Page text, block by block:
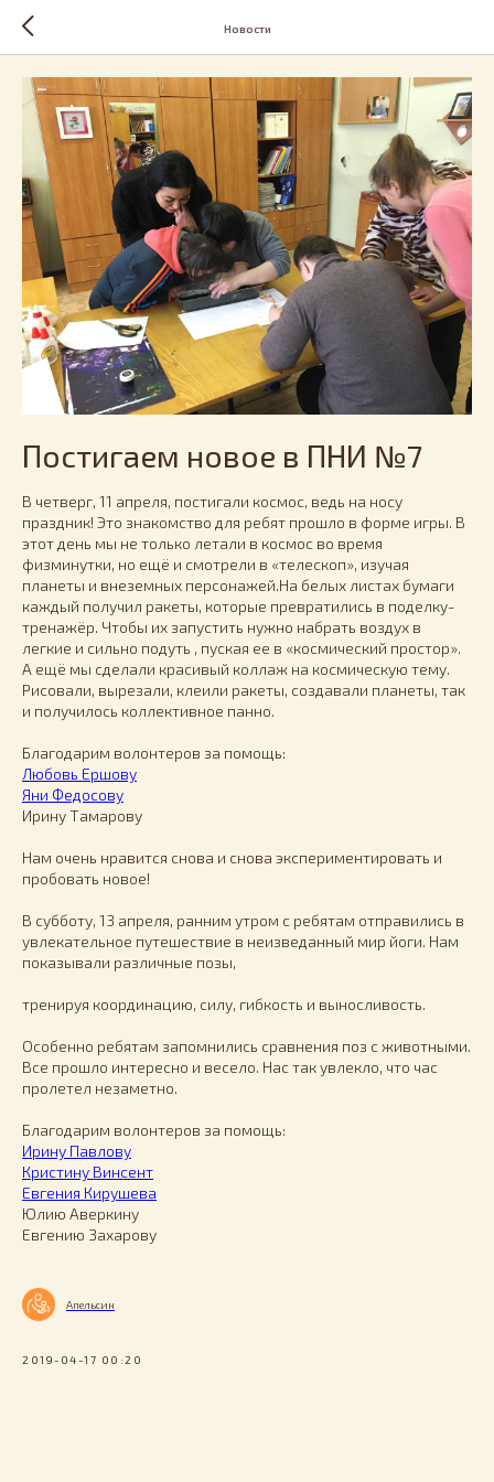
Новости
Постигаем новое в ПНИ №7
В четверг, 11 апреля, постигали космос, ведь на носу
праздник! Это знакомство для ребят прошло в форме игры. В
этот день мы не только летали в космос во время
физминутки, но ещё и смотрели в «телескоп», изучая
планеты и внеземных персонажей.На белых листах бумаги
каждый получил ракеты, которые превратились в поделку-
тренажёр. Чтобы их запустить нужно набрать воздух в
легкие и сильно подуть , пуская ее в «космический простор».
А ещё мы сделали красивый коллаж на космическую тему.
Рисовали, вырезали, клеили ракеты, создавали планеты, так
и получилось коллективное панно.
Благодарим волонтеров за помощь:
Любовь Ершову
Яни Федосову
Ирину Тамарову
Нам очень нравится снова и снова экспериментировать и
пробовать новое!
В субботу, 13 апреля, ранним утром с ребятам отправились в
увлекательное путешествие в неизведанный мир йоги. Нам
показывали различные позы,
тренируя координацию, силу, гибкость и выносливость.
Особенно ребятам запомнились сравнения поз с животными.
Все прошло интересно и весело. Нас так увлекло, что час
пролетел незаметно.
Благодарим волонтеров за помощь:
Ирину Павлову
Кристину Винсент
Евгения Кирушева
Юлию Аверкину
Евгению Захарову
Апельсин
2019-04-17 00:20